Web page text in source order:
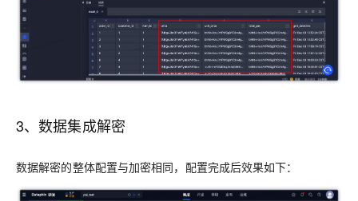
3、数据集成解密
数据解密的整体配置与加密相同，配置完成后效果如下：